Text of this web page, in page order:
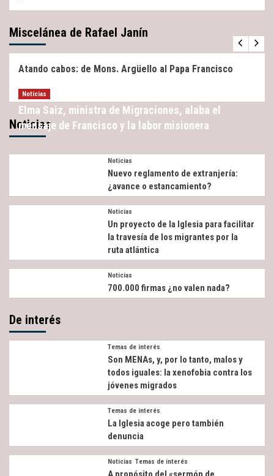
Miscelánea de Rafael Janín
Miscelánea Noticias
Atando cabos: de Mons. Argüello al Papa Francisco
Noticias
Noticias
Elma Saiz, ministra de Migraciones, alaba el
mensaje de Francisco y la labor misionera
Noticias
Nuevo reglamento de extranjería:
¿avance o estancamiento?
Noticias
Un proyecto de la Iglesia para facilitar
la travesía de los migrantes por la
ruta atlántica
Noticias
700.000 firmas ¿no valen nada?
De interés
Temas de interés
Son MENAs, y, por lo tanto, malos y
todos iguales: la xenofobia contra los
jóvenes migrados
Temas de interés
La Iglesia acoge pero también
denuncia
Noticias Temas de interés